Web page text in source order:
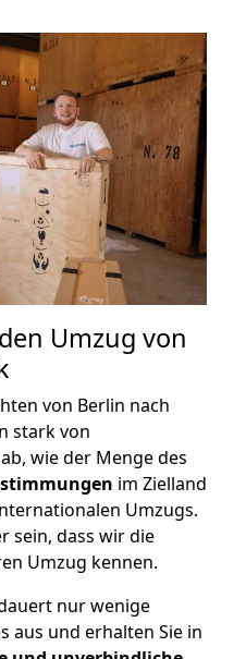
Umzug von
von Berlin nach
stark von
wie der Menge des
im Zielland
Umzugs.
sein, dass wir die
Umzug kennen.
nur wenige
aus und erhalten Sie in